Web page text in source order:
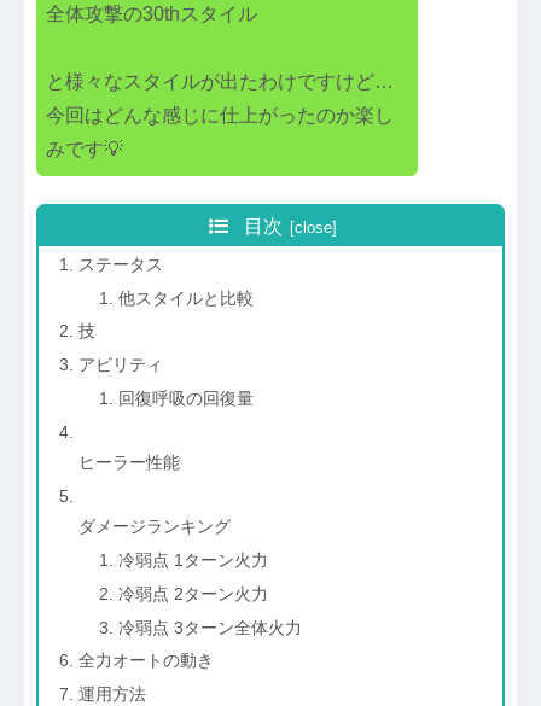
全体攻撃の30thスタイル
と様々なスタイルが出たわけですけど…
今回はどんな感じに仕上がったのか楽し
みです💡
目次
ステータス
他スタイルと比較
技
アビリティ
回復呼吸の回復量
ヒーラー性能
ダメージランキング
冷弱点 1ターン火力
冷弱点 2ターン火力
冷弱点 3ターン全体火力
全力オートの動き
運用方法